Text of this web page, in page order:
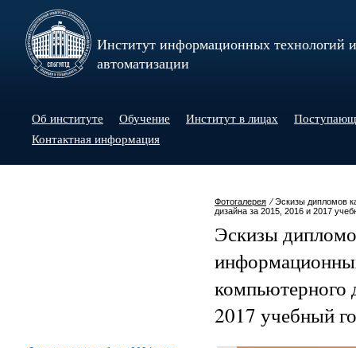
Институт информационных технологий и
автоматизации
Об институте Обучение Институт в лицах
Контактная информация
Фотогалерея ⁄ Эскизы дипломов
дизайна за 2015, 2016 и 2017
Эскизы
компьютерного
2017 учебный